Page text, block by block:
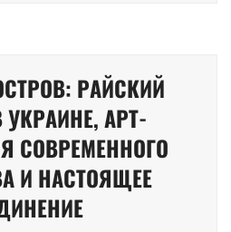
РАЙСКИЙ
АРТ-
СОВРЕМЕННОГО
И НАСТОЯЩЕЕ